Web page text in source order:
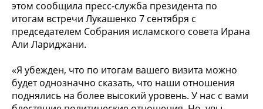
этом сообщила пресс-служба президента по
итогам встречи Лукашенко 7 сентября с
председателем Собрания исламского совета Ирана
Али Лариджани.
«Я убежден, что по итогам вашего визита можно
будет однозначно сказать, что наши отношения
поднялись на более высокий уровень. У нас с вами